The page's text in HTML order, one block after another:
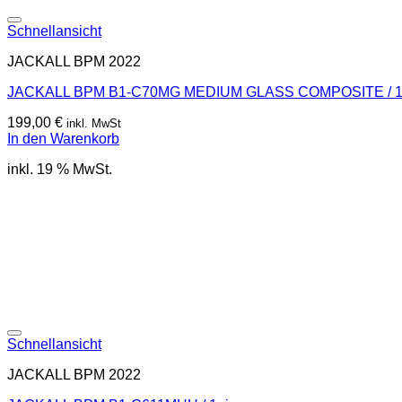
Schnellansicht
JACKALL BPM 2022
JACKALL BPM B1-C70MG MEDIUM GLASS COMPOSITE /
199,00 € inkl. MwSt
In den Warenkorb
inkl. 19 % MwSt.
Schnellansicht
JACKALL BPM 2022